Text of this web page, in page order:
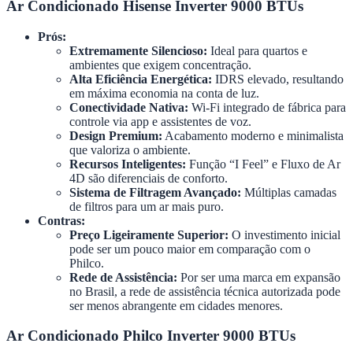
Ar Condicionado Hisense Inverter 9000 BTUs
Prós:
Extremamente Silencioso: Ideal para quartos e
ambientes que exigem concentração.
Alta Eficiência Energética: IDRS elevado, resultando
em máxima economia na conta de luz.
Conectividade Nativa: Wi-Fi integrado de fábrica para
controle via app e assistentes de voz.
Design Premium: Acabamento moderno e minimalista
que valoriza o ambiente.
Recursos Inteligentes: Função “I Feel” e Fluxo de Ar
4D são diferenciais de conforto.
Sistema de Filtragem Avançado: Múltiplas camadas
de filtros para um ar mais puro.
Contras:
Preço Ligeiramente Superior: O investimento inicial
pode ser um pouco maior em comparação com o
Philco.
Rede de Assistência: Por ser uma marca em expansão
no Brasil, a rede de assistência técnica autorizada pode
ser menos abrangente em cidades menores.
Ar Condicionado Philco Inverter 9000 BTUs